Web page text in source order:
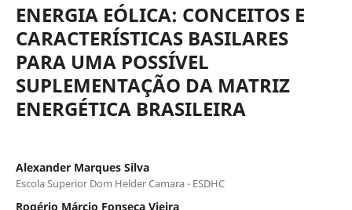
ENERGIA EÓLICA: CONCEITOS E
CARACTERÍSTICAS BASILARES
PARA UMA POSSÍVEL
SUPLEMENTAÇÃO DA MATRIZ
ENERGÉTICA BRASILEIRA
Alexander Marques Silva
Escola Superior Dom Helder Camara - ESDHC
Rogério Márcio Fonseca Vieira